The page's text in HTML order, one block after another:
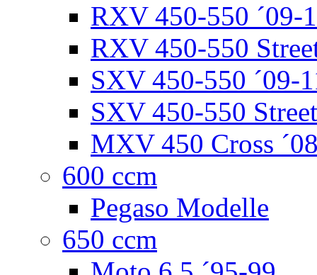
RXV 450-550 ´09-
RXV 450-550
SXV 450-550 ´09-
SXV 450-550
MXV 450 Cross
600 ccm
Pegaso Modelle
650 ccm